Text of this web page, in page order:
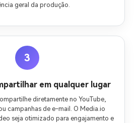
geral da produção.
3
em qualquer lugar
diretamente no YouTube,
campanhas de e-mail. O Media.io
seja otimizado para engajamento e